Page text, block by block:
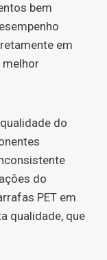
bem
em
melhor
do
do
PET em
qualidade, que